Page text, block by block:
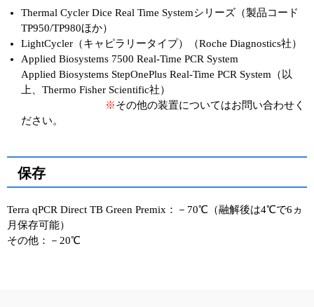
Thermal Cycler Dice Real Time Systemシリーズ（製品コード
TP950/TP980ほか）
LightCycler（キャピラリータイプ）（Roche Diagnostics社）
Applied Biosystems 7500 Real-Time PCR System
Applied Biosystems StepOnePlus Real-Time PCR System（以
上、Thermo Fisher Scientific社）
※その他の装置についてはお問い合わせく
ださい。
保存
Terra qPCR Direct TB Green Premix：－70℃（融解後は4℃で6ヵ
月保存可能）
その他：－20℃